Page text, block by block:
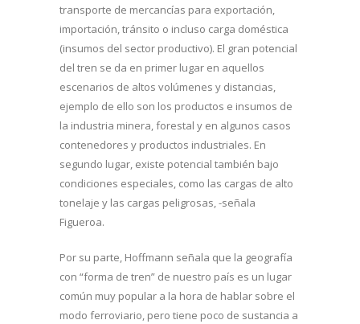
transporte de mercancías para exportación,
importación, tránsito o incluso carga doméstica
(insumos del sector productivo). El gran potencial
del tren se da en primer lugar en aquellos
escenarios de altos volúmenes y distancias,
ejemplo de ello son los productos e insumos de
la industria minera, forestal y en algunos casos
contenedores y productos industriales. En
segundo lugar, existe potencial también bajo
condiciones especiales, como las cargas de alto
tonelaje y las cargas peligrosas, -señala
Figueroa.
Por su parte, Hoffmann señala que la geografía
con “forma de tren” de nuestro país es un lugar
común muy popular a la hora de hablar sobre el
modo ferroviario, pero tiene poco de sustancia a